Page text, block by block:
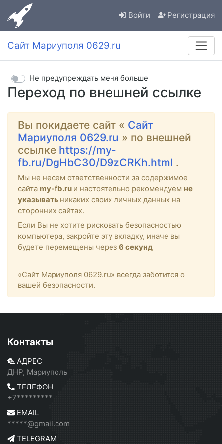
Войти Регистрация
Сайт Мариуполя 0629.ru
Переход по внешней ссылке
Не предупреждать меня больше
Вы покидаете сайт « Сайт
Мариуполя 0629.ru » по внешней
ссылке https://my-
fb.ru/DgHbC30/D9zCRKh.html .
Мы не несем ответственности за содержимое
сайта my-fb.ru и настоятельно рекомендуем не
указывать никаких своих личных данных на
сторонних сайтах.
Если Вы не хотите рисковать безопасностью
компьютера, закройте эту вкладку, иначе вы
будете перемещены через 6 секунд
«Сайт Мариуполя 0629.ru» всегда заботится о
вашей безопасности.
Контакты
АДРЕС
ДНР, Мариуполь
ТЕЛЕФОН
+7*********
EMAIL
*****@gmail.com
TELEGRAM